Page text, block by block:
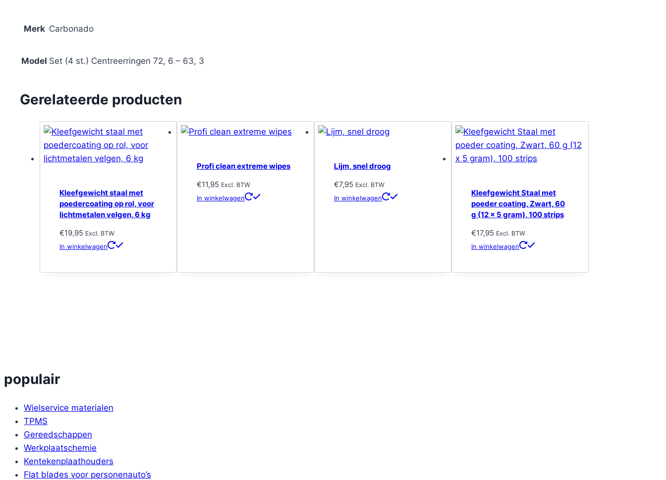
Merk Carbonado
Model Set (4 st.) Centreerringen 72, 6 – 63, 3
Gerelateerde producten
Kleefgewicht staal met
poedercoating op rol, voor
lichtmetalen velgen, 6 kg
€19,95 Excl. BTW
In winkelwagen
Profi clean extreme wipes
€11,95 Excl. BTW
In winkelwagen
Lijm, snel droog
€7,95 Excl. BTW
In winkelwagen
Kleefgewicht Staal met
poeder coating, Zwart, 60
g (12 x 5 gram), 100 strips
€17,95 Excl. BTW
In winkelwagen
populair
Wielservice materialen
TPMS
Gereedschappen
Werkplaatschemie
Kentekenplaathouders
Flat blades voor personenauto’s